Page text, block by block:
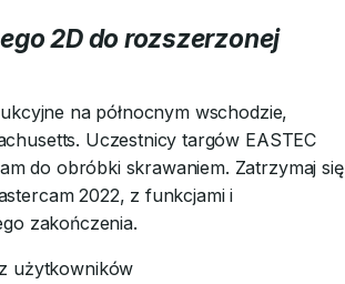
2D do rozszerzonej
na północnym wschodzie,
Uczestnicy targów EASTEC
do obróbki skrawaniem. Zatrzymaj się
2022, z funkcjami i
zakończenia.
użytkowników